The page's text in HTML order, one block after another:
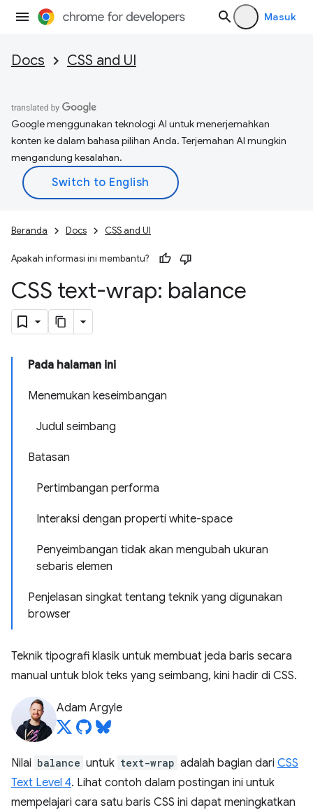
Masuk
Docs CSS and UI
Google menggunakan teknologi AI untuk menerjemahkan
konten ke dalam bahasa pilihan Anda. Terjemahan AI mungkin
mengandung kesalahan.
Beranda Docs CSS and UI
Apakah informasi ini membantu?
CSS text-wrap: balance
Pada halaman ini
Menemukan keseimbangan
Judul seimbang
Batasan
Pertimbangan performa
Interaksi dengan properti white-space
Penyeimbangan tidak akan mengubah ukuran
sebaris elemen
Penjelasan singkat tentang teknik yang digunakan
browser
Teknik tipografi klasik untuk membuat jeda baris secara
manual untuk blok teks yang seimbang, kini hadir di CSS.
Adam Argyle
Nilai balance untuk text-wrap adalah bagian dari CSS
Text Level 4. Lihat contoh dalam postingan ini untuk
mempelajari cara satu baris CSS ini dapat meningkatkan